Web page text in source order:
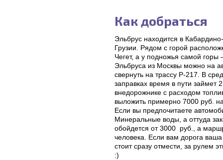
Как добраться
Эльбрус находится в
Грузии. Рядом с горой
Чегет, а у подножья самой
Эльбруса из Москвы можно на
свернуть на трассу Р-217. В
заправках время в пути займет
внедорожнике с расходом
выложить примерно 7000 руб.
Если вы предпочитаете
Минеральные воды, а оттуда
обойдется от 3000 руб., а
человека. Если вам дорога
стоит сразу отмести, за рулем
:)